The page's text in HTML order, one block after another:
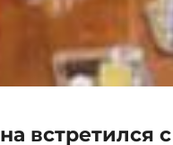
встретился